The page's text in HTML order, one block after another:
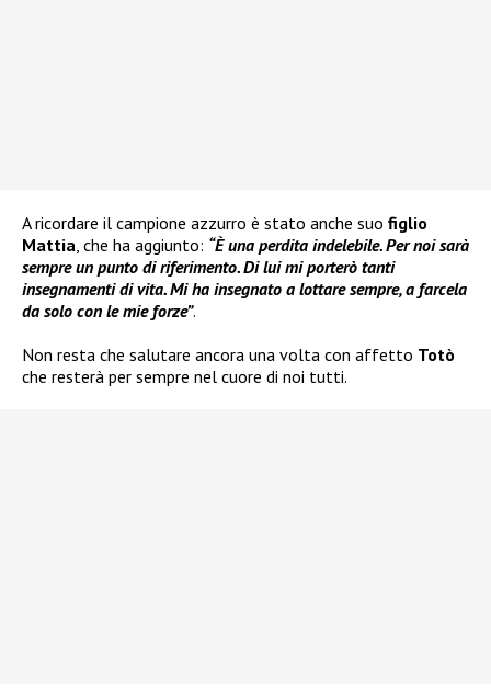
A ricordare il campione azzurro è stato anche suo figlio
Mattia, che ha aggiunto: “È una perdita indelebile. Per noi sarà
sempre un punto di riferimento. Di lui mi porterò tanti
insegnamenti di vita. Mi ha insegnato a lottare sempre, a farcela
da solo con le mie forze”.
Non resta che salutare ancora una volta con affetto Totò
che resterà per sempre nel cuore di noi tutti.